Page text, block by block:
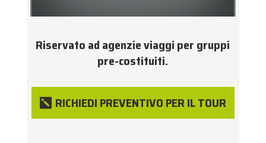
Riservato ad agenzie viaggi per gruppi
pre-costituiti.
RICHIEDI PREVENTIVO PER IL TOUR